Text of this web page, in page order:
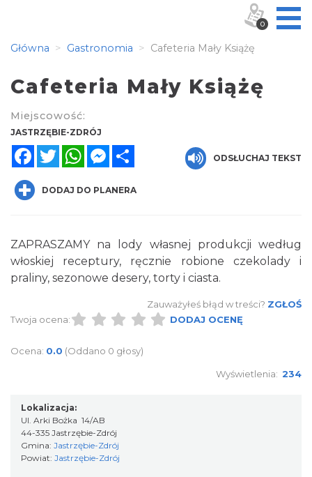
Główna Gastronomia Cafeteria Mały Książę
Cafeteria Mały Książę
Miejscowość:
JASTRZĘBIE-ZDRÓJ
FacebookTwitterWhatsAppMessenger
ODSŁUCHAJ TEKST
DODAJ DO PLANERA
ZAPRASZAMY na lody własnej produkcji według
włoskiej receptury, ręcznie robione czekolady i
praliny, sezonowe desery, torty i ciasta.
Zauważyłeś błąd w treści? ZGŁOŚ
Twoja ocena:
DODAJ OCENĘ
Ocena: 0.0 (Oddano 0 głosy)
Wyświetlenia: 234
Lokalizacja:
Ul. Arki Bożka 14/AB
44-335 Jastrzębie-Zdrój
Gmina: Jastrzębie-Zdrój
Powiat: Jastrzębie-Zdrój
0